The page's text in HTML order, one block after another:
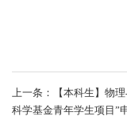
上一条：【本科生】物
科学基金青年学生项目”